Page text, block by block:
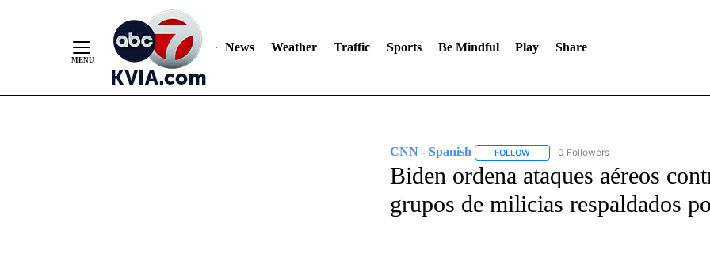
News Weather Traffic Sports Be Mindful Play Share
CNN - Spanish FOLLOWFOLLOW "CNN - SPANISH" TO RECEIVE
0 Followers
Biden ordena ataques aéreos
grupos de milicias respaldados